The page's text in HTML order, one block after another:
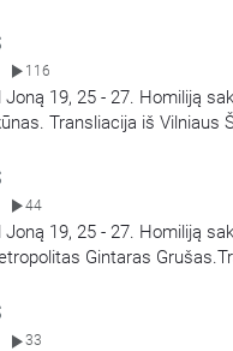
bažnyčios. Aušros Vartų
Motinos atlaidai.
116
Joną 19, 25 - 27. Homiliją
Transliacija iš Vilniaus
Vartų Švč. Mergelės Marijos
atlaidai.
44
Joną 19, 25 - 27. Homiliją
Gintaras
bažnyčios. Aušros Vartų
Motinos atlaidai.
33